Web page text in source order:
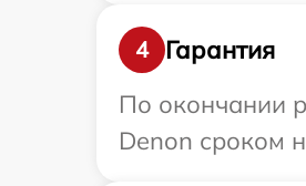
4
Гарантия
По окончании
Denon сроком